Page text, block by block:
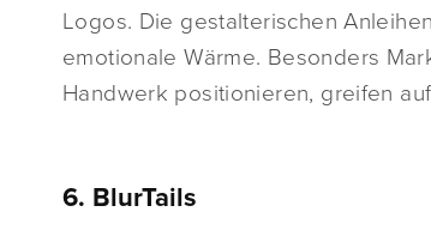
Logos. Die gestalterischen
emotionale Wärme. Besonders
Handwerk positionieren, greifen
6. BlurTails